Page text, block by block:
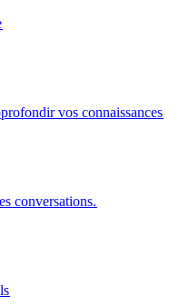
vos connaissances​​
conversations.​​